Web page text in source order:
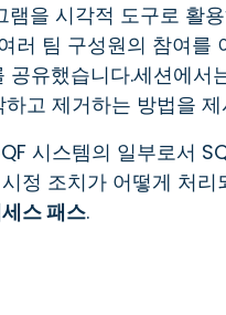
을 시각적 도구로 활
러 팀 구성원의 참여를
유했습니다.세션에서
고 제거하는 방법을
시스템의 일부로서
정 조치가 어떻게 처
스 패스.